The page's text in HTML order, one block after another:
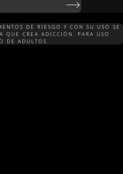
DE RIESGO Y CON SU USO SE
QUE CREA ADICCIÓN. PARA USO
DE ADULTOS.